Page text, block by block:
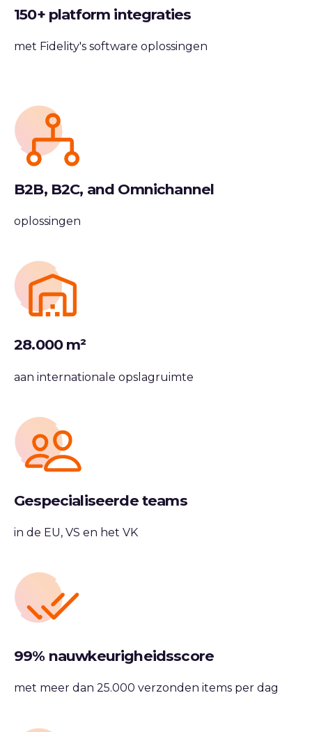
150+ platform integraties
met Fidelity's software oplossingen
B2B, B2C, and Omnichannel
oplossingen
28.000 m²
aan internationale opslagruimte
Gespecialiseerde teams
in de EU, VS en het VK
99% nauwkeurigheidsscore
met meer dan 25.000 verzonden items per dag